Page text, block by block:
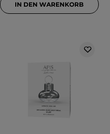
IN DEN WARENKORB